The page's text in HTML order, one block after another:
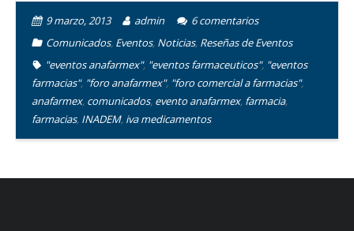
9 marzo, 2013 admin 6 comentarios
Comunicados, Eventos, Noticias, Reseñas de Eventos
"eventos anafarmex", "eventos farmaceuticos", "eventos
farmacias", "foro anafarmex", "foro comercial a farmacias",
anafarmex, comunicados, evento anafarmex, farmacia,
farmacias, INADEM, iva medicamentos